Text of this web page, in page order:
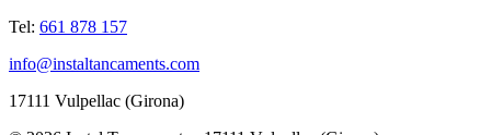
Tel: 661 878 157
info@instaltancaments.com
17111 Vulpellac (Girona)